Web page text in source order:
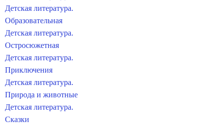
Детская литература.
Образовательная
Детская литература.
Остросюжетная
Детская литература.
Приключения
Детская литература.
Природа и животные
Детская литература.
Сказки